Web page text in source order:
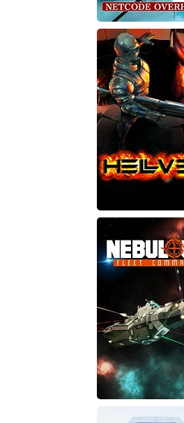
THE LAST
Hellver